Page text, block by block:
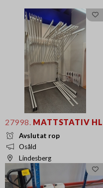
27998. MATTSTATIV HL
Avslutat rop
Osåld
Lindesberg